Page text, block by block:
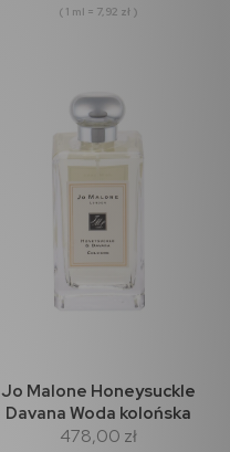
( 1 ml = 7,92 zł )
Jo Malone Honeysuckle
Davana Woda kolońska
100ml
478,00 zł